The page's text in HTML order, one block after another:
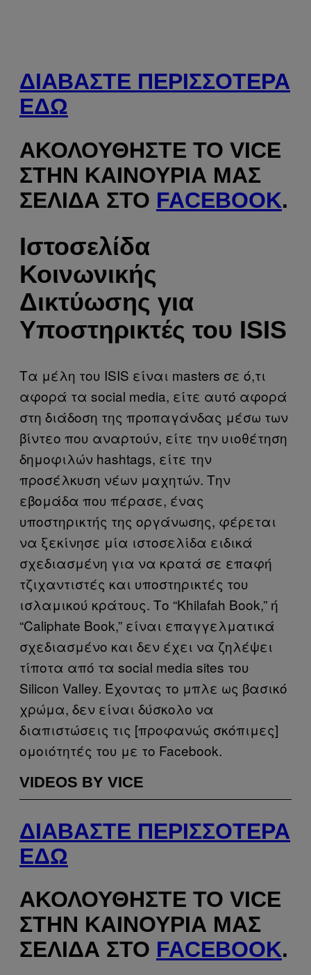
ΔΙΑΒΆΣΤΕ ΠΕΡΙΣΣΌΤΕΡΑ
ΕΔΏ
ΑΚΟΛΟΥΘΉΣΤΕ ΤΟ VICE
ΣΤΗΝ ΚΑΙΝΟΎΡΙΑ ΜΑΣ
ΣΕΛΊΔΑ ΣΤΟ FACEBOOK.
Ιστοσελίδα
Κοινωνικής
Δικτύωσης για
Υποστηρικτές του ISIS
Tα μέλη του ΙSIS είναι masters σε ό,τι
αφορά τα social media, είτε αυτό αφορά
στη διάδοση της προπαγάνδας μέσω των
βίντεο που αναρτούν, είτε την υιοθέτηση
δημοφιλών hashtags, είτε την
προσέλκυση νέων μαχητών. Την
εβομάδα που πέρασε, ένας
υποστηρικτής της οργάνωσης, φέρεται
να ξεκίνησε μία ιστοσελίδα ειδικά
σχεδιασμένη για να κρατά σε επαφή
τζιχαντιστές και υποστηρικτές του
ισλαμικού κράτους. Το “Khilafah Book,” ή
“Caliphate Book,” είναι επαγγελματικά
σχεδιασμένο και δεν έχει να ζηλέψει
τίποτα από τα social media sites του
Silicon Valley. Έχοντας το μπλε ως βασικό
χρώμα, δεν είναι δύσκολο να
διαπιστώσεις τις [προφανώς σκόπιμες]
ομοιότητές του με το Facebook.
VIDEOS BY VICE
ΔΙΑΒΆΣΤΕ ΠΕΡΙΣΣΌΤΕΡΑ
ΕΔΏ
ΑΚΟΛΟΥΘΉΣΤΕ ΤΟ VICE
ΣΤΗΝ ΚΑΙΝΟΎΡΙΑ ΜΑΣ
ΣΕΛΊΔΑ ΣΤΟ FACEBOOK.